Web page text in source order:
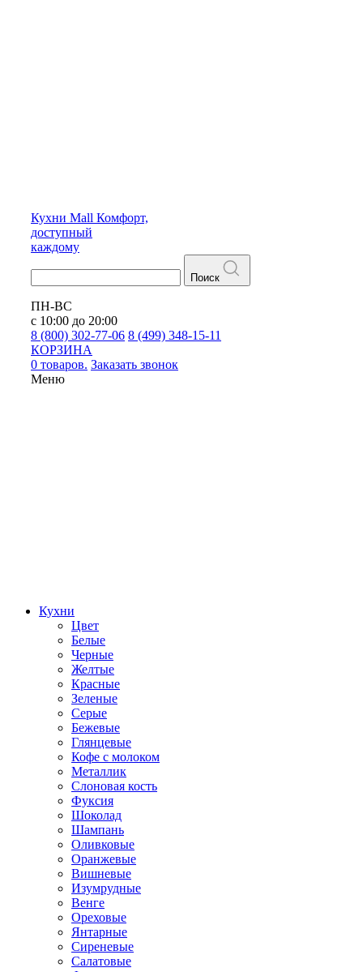
Кухни Mall Комфорт,
доступный
каждому
Поиск
ПН-ВС
с 10:00 до 20:00
8 (800) 302-77-06 8 (499) 348-15-11
КОРЗИНА
0 товаров. Заказать звонок
Меню
Кухни
Цвет
Белые
Черные
Желтые
Красные
Зеленые
Серые
Бежевые
Глянцевые
Кофе с молоком
Металлик
Слоновая кость
Фуксия
Шоколад
Шампань
Оливковые
Оранжевые
Вишневые
Изумрудные
Венге
Ореховые
Янтарные
Сиреневые
Салатовые